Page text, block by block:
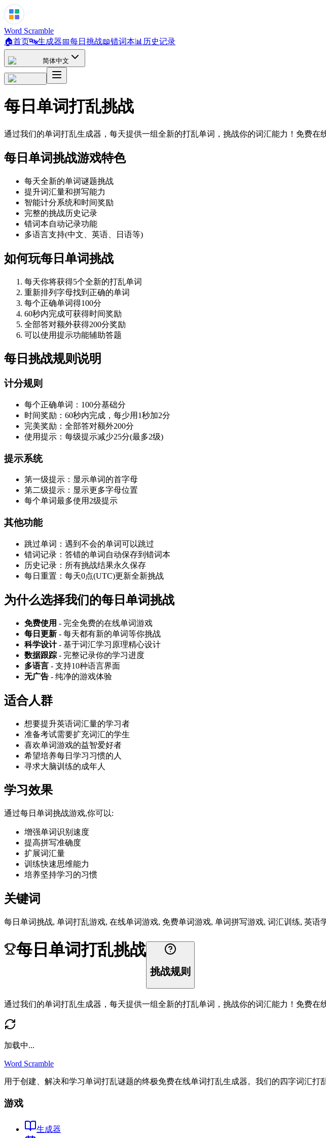
Word Scramble
🏠首页🔤生成器📅每日挑战📖错词本📊 历史记录
简体中文
每日单词打乱挑战
通过我们的单词打乱生成器，每天提供一组全新的打乱单词，挑战你的词汇能力！免费在
每日单词挑战游戏特色
每天全新的单词谜题挑战
提升词汇量和拼写能力
智能计分系统和时间奖励
完整的挑战历史记录
错词本自动记录功能
多语言支持(中文、英语、日语等)
如何玩每日单词挑战
每天你将获得5个全新的打乱单词
重新排列字母找到正确的单词
每个正确单词得100分
60秒内完成可获得时间奖励
全部答对额外获得200分奖励
可以使用提示功能辅助答题
每日挑战规则说明
计分规则
每个正确单词：100分基础分
时间奖励：60秒内完成，每少用1秒加2分
完美奖励：全部答对额外200分
使用提示：每级提示减少25分(最多2级)
提示系统
第一级提示：显示单词的首字母
第二级提示：显示更多字母位置
每个单词最多使用2级提示
其他功能
跳过单词：遇到不会的单词可以跳过
错词记录：答错的单词自动保存到错词本
历史记录：所有挑战结果永久保存
每日重置：每天0点(UTC)更新全新挑战
为什么选择我们的每日单词挑战
免费使用 - 完全免费的在线单词游戏
每日更新 - 每天都有新的单词等你挑战
科学设计- 基于词汇学习原理精心设计
数据跟踪 - 完整记录你的学习进度
多语言 - 支持10种语言界面
无广告 - 纯净的游戏体验
适合人群
想要提升英语词汇量的学习者
准备考试需要扩充词汇的学生
喜欢单词游戏的益智爱好者
希望培养每日学习习惯的人
寻求大脑训练的成年人
学习效果
通过每日单词挑战游戏,你可以:
增强单词识别速度
提高拼写准确度
扩展词汇量
训练快速思维能力
培养坚持学习的习惯
关键词
每日单词挑战, 单词打乱游戏, 在线单词游戏, 免费单词游戏, 单词拼写游戏, 词汇训练, 英语学
每日单词打乱挑战
挑战规则
通过我们的单词打乱生成器，每天提供一组全新的打乱单词，挑战你的词汇能力！免费在
加载中...
Word Scramble
用于创建、解决和学习单词打乱谜题的终极免费在线单词打乱生成器。我们的四字词汇打
游戏
生成器